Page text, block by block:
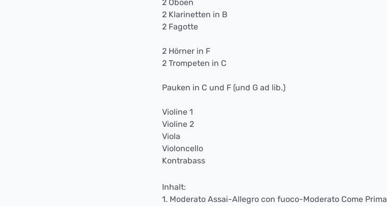
2 Oboen
2 Klarinetten in B
2 Fagotte
2 Hörner in F
2 Trompeten in C
Pauken in C und F (und G ad lib.)
Violine 1
Violine 2
Viola
Violoncello
Kontrabass
Inhalt:
1. Moderato Assai-Allegro con fuoco-Moderato Come Prima